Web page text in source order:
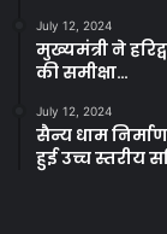
July 12, 2024
मुख्यमंत्री ने
की समीक्षा…
July 12, 2024
सैन्य धाम
हुई उच्च स्तरीय